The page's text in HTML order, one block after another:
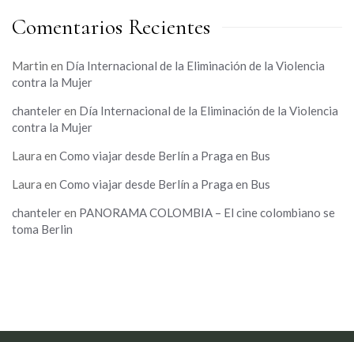
Comentarios Recientes
Martin en Día Internacional de la Eliminación de la Violencia
contra la Mujer
chanteleren Día Internacional de la Eliminación de la Violencia
contra la Mujer
Laura en Como viajar desde Berlín a Praga en Bus
Laura en Como viajar desde Berlín a Praga en Bus
chanteleren PANORAMA COLOMBIA – El cine colombiano se
toma Berlin